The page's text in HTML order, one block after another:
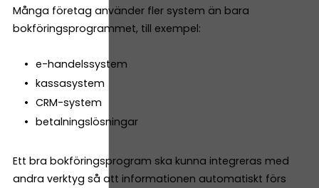
Många företag använder fler system än bara
bokföringsprogrammet, till exempel:
e-handelssystem
kassasystem
CRM-system
betalningslösningar
Ett bra bokföringsprogram ska kunna integreras med
andra verktyg så att informationen automatiskt förs